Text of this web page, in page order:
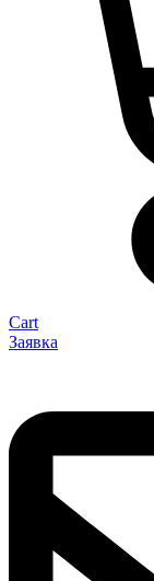
Cart
Заявка